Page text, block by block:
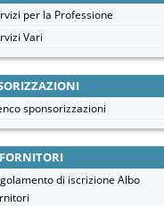
per la Professione
Vari
sponsorizzazioni
di iscrizione Albo